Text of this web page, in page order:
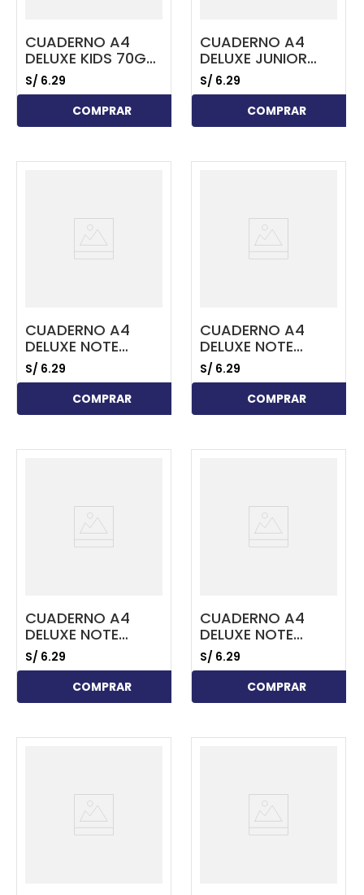
CUADERNO A4
DELUXE KIDS 70GR.
80 HOJAS INICIAL 1
X 1 VERDE
S/ 6.29
COMPRAR
CUADERNO A4
DELUXE JUNIOR
70GR. 80 HOJAS
SOMBREADO
TRIPLE RENGLÓN
FUCSIA
S/ 6.29
COMPRAR
CUADERNO A4
DELUXE NOTE
BOOK 70GR. 80
HOJAS
CUADRICULADO
AMARILLO
S/ 6.29
COMPRAR
CUADERNO A4
DELUXE NOTE
BOOK 70GR. 80
HOJAS
CUADRICULADO
ROJO
S/ 6.29
COMPRAR
CUADERNO A4
DELUXE NOTE
BOOK 70GR. 80
HOJAS
CUADRICULADO
CELESTE
S/ 6.29
COMPRAR
CUADERNO A4
DELUXE NOTE
BOOK 70GR. 80
HOJAS
CUADRICULADO
AZUL
S/ 6.29
COMPRAR